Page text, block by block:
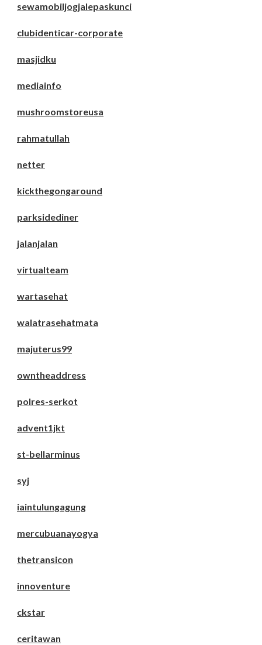
sewamobiljogjalepaskunci
clubidenticar-corporate
masjidku
mediainfo
mushroomstoreusa
rahmatullah
netter
kickthegongaround
parksidediner
jalanjalan
virtualteam
wartasehat
walatrasehatmata
majuterus99
owntheaddress
polres-serkot
advent1jkt
st-bellarminus
syj
iaintulungagung
mercubuanayogya
thetransicon
innoventure
ckstar
ceritawan